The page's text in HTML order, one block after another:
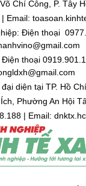
Chí Công, P. Tây
Email:
Điện thoại
Điện thoại
diện tại TP. Hồ
Phường An Hội
| Email: